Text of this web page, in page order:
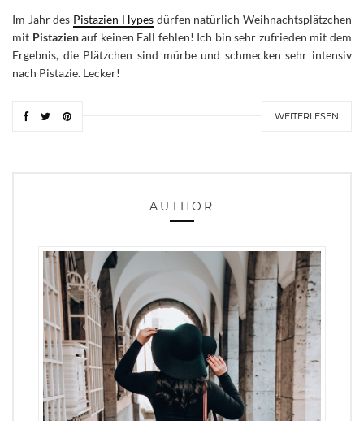
Im Jahr des Pistazien Hypesdürfen natürlich Weihnachtsplätzchen
mit Pistazienauf keinen Fall fehlen! Ich bin sehr zufrieden mit dem
Ergebnis, die Plätzchen sind mürbe und schmecken sehr intensiv
nach Pistazie. Lecker!
WEITERLESEN
AUTHOR